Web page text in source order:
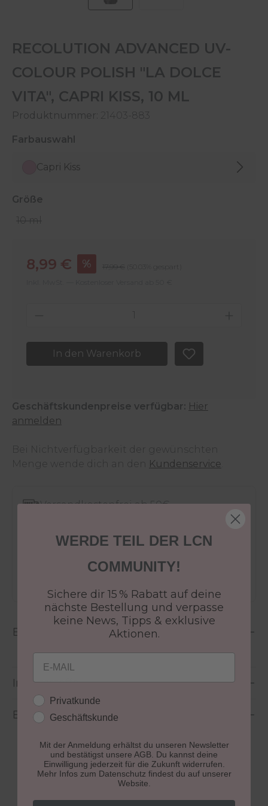
RECOLUTION ADVANCED UV-
COLOUR POLISH "LA DOLCE
VITA", CAPRI KISS, 10 ML
Produktnummer: 21403-883
Farbauswahl
Capri Kiss
Größe
10 ml
Verkaufspreis:
8,99 € % Regulärer Preis:
17,99 €
(50.03% gespart)
Produkt Anzahl: Gib den
In den Warenkorb
Geschäftskundenpreise verfügbar: Hier
anmelden
Bei Nichtverfügbarkeit der gewünschten
Menge wende dich an den
Kundenservice
Versandkostenfrei ab 50€
Versandfertig in 24-48h
Beschreibung
Inhaltsstoffe
Bewertungen
WERDE TEIL DER LCN
COMMUNITY!
Sichere dir 15 % Rabatt auf deine
nächste Bestellung und verpasse
keine News, Tipps & exklusive
Aktionen.
Email
Kundengruppe
Privatkunde
Geschäftskunde
Mit der Anmeldung erhältst du unseren Newsletter
und bestätigst unsere AGB. Du kannst deine
Einwilligung jederzeit für die Zukunft widerrufen.
Mehr Infos zum Datenschutz findest du auf unserer
Website.